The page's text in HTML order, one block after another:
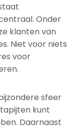
Onder
klanten van
Niet voor niets
voor
sfeer
kunt
Daarnaast